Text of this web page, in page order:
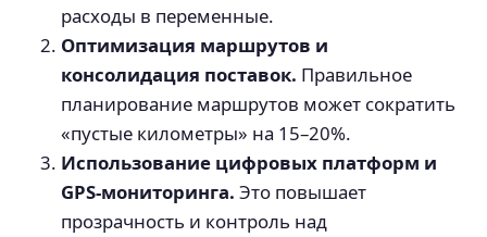
расходы в переменные.
Оптимизация маршрутов и
консолидация поставок. Правильное
планирование маршрутов может сократить
«пустые километры» на 15–20%.
Использование цифровых платформ и
GPS-мониторинга. Это повышает
прозрачность и контроль над